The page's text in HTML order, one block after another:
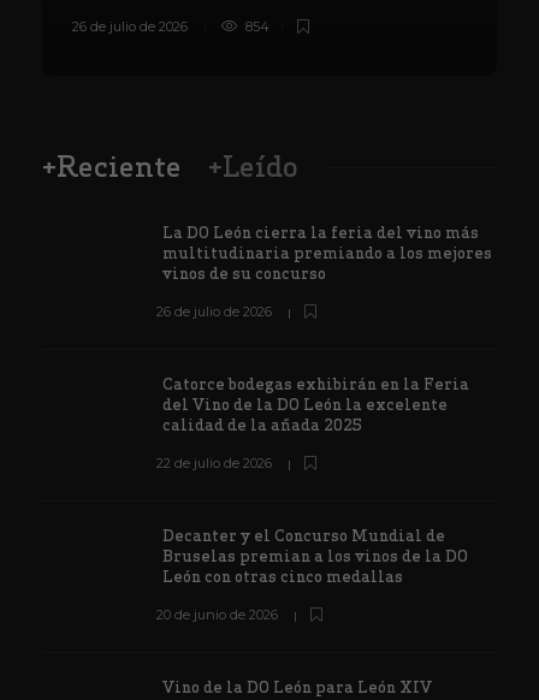
26 de julio de 2026 854
+Reciente +Leído
La DO León cierra la feria del vino más
multitudinaria premiando a los mejores
vinos de su concurso
26 de julio de 2026
Catorce bodegas exhibirán en la Feria
del Vino de la DO León la excelente
calidad de la añada 2025
22 de julio de 2026
Decanter y el Concurso Mundial de
Bruselas premian a los vinos de la DO
León con otras cinco medallas
20 de junio de 2026
Vino de la DO León para León XIV